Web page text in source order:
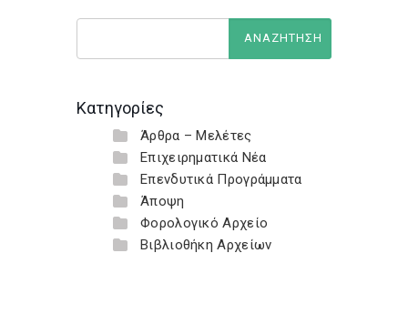
Κατηγορίες
Άρθρα – Μελέτες
Επιχειρηματικά Νέα
Επενδυτικά Προγράμματα
Άποψη
Φορολογικό Αρχείο
Βιβλιοθήκη Αρχείων